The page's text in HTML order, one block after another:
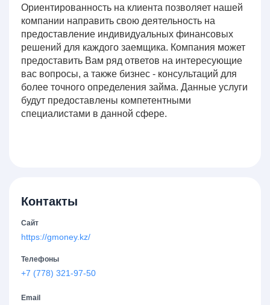
Ориентированность на клиента позволяет нашей
компании направить свою деятельность на
предоставление индивидуальных финансовых
решений для каждого заемщика. Компания может
предоставить Вам ряд ответов на интересующие
вас вопросы, а также бизнес - консультаций для
более точного определения займа. Данные услуги
будут предоставлены компетентными
специалистами в данной сфере.
Контакты
Сайт
https://gmoney.kz/
Телефоны
+7 (778) 321-97-50
Email